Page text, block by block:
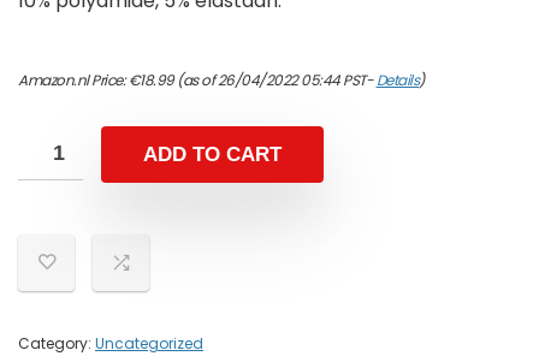
Amazon.nl Price:€18.99(as of 26/04/2022 05:44 PST-Details)
ADD TO CART
Category: Uncategorized